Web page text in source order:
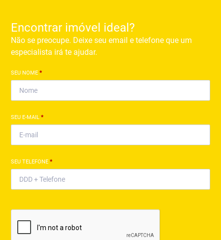
Encontrar imóvel ideal?
Não se preocupe. Deixe seu email e telefone que um
especialista irá te ajudar.
SEU NOME*
SEU E-MAIL*
SEU TELEFONE*